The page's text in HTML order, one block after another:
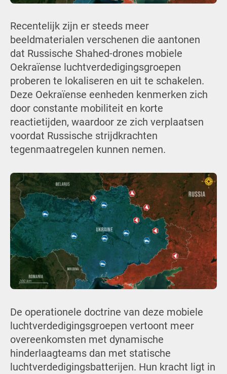
Recentelijk zijn er steeds meer
beeldmaterialen verschenen die aantonen
dat Russische Shahed-drones mobiele
Oekraïense luchtverdedigingsgroepen
proberen te lokaliseren en uit te schakelen.
Deze Oekraïense eenheden kenmerken zich
door constante mobiliteit en korte
reactietijden, waardoor ze zich verplaatsen
voordat Russische strijdkrachten
tegenmaatregelen kunnen nemen.
De operationele doctrine van deze mobiele
luchtverdedigingsgroepen vertoont meer
overeenkomsten met dynamische
hinderlaagteams dan met statische
luchtverdedigingsbatterijen. Hun kracht ligt in